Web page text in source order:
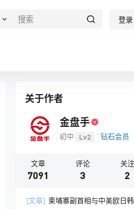
登录
关于作者
金盘手
初中 Lv2 钻石会员
文章
7091
评论
3
关注
2
[文章] 柬埔寨副首相与中美欧日